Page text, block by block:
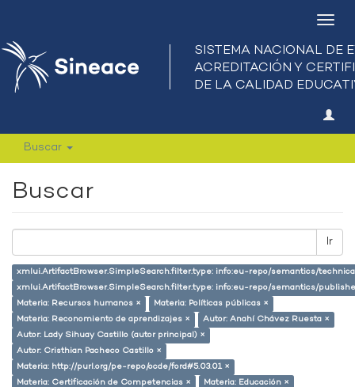
Buscar
Buscar
Ir
xmlui.ArtifactBrowser.SimpleSearch.filter.type: info:eu-repo/semantics/
xmlui.ArtifactBrowser.SimpleSearch.filter.type: info:eu-repo/semantics/
Materia: Recursos humanos ×
Materia: Políticas públicas ×
Materia: Reconomiento de aprendizajes ×
Autor: Anahí Chávez Ruesta ×
Autor: Lady Sihuay Castillo (autor principal) ×
Autor: Cristhian Pacheco Castillo ×
Materia: http://purl.org/pe-repo/ocde/ford#5.03.01 ×
Materia: Certificación de Competencias ×
Materia: Educación ×